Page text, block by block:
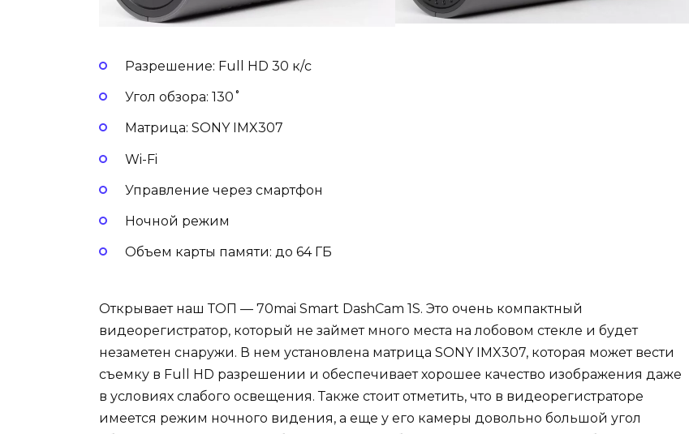
Разрешение: Full HD 30 к/с
Угол обзора: 130˚
Матрица: SONY IMX307
Wi-Fi
Управление через смартфон
Ночной режим
Объем карты памяти: до 64 ГБ
Открывает наш ТОП — 70mai Smart DashCam 1S. Это очень компактный
видеорегистратор, который не займет много места на лобовом стекле и будет
незаметен снаружи. В нем установлена матрица SONY IMX307, которая может вести
съемку в Full HD разрешении и обеспечивает хорошее качество изображения даже
в условиях слабого освещения. Также стоит отметить, что в видеорегистраторе
имеется режим ночного видения, а еще у его камеры довольно большой угол